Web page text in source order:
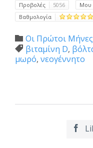
Προβολές 5056 Μου
Βαθμολογία
 Category
Οι Πρώτοι Μήνες
 Tags
βιταμίνη D,
μωρό, νεογέννητο
